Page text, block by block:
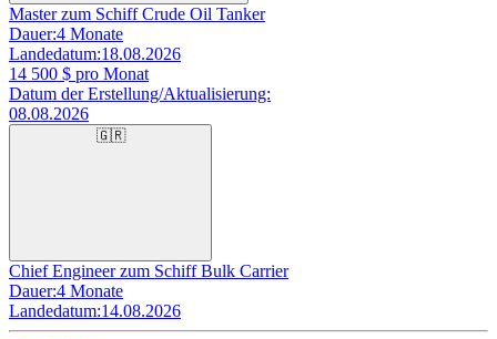
Master zum Schiff Crude Oil Tanker
Dauer:4 Monate
Landedatum:18.08.2026
14 500 $ pro Monat
Datum der Erstellung/Aktualisierung:
08.08.2026
🇬🇷
Chief Engineer zum Schiff Bulk Carrier
Dauer:4 Monate
Landedatum:14.08.2026